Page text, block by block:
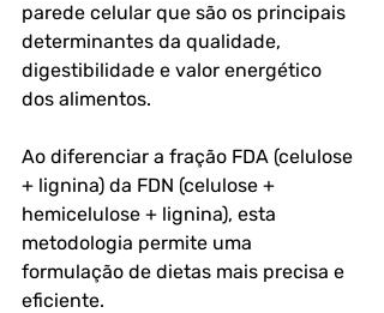
parede celular que são os principais
determinantes da qualidade,
digestibilidade e valor energético
dos alimentos.
Ao diferenciar a fração FDA (celulose
+ lignina) da FDN (celulose +
hemicelulose + lignina), esta
metodologia permite uma
formulação de dietas mais precisa e
eficiente.